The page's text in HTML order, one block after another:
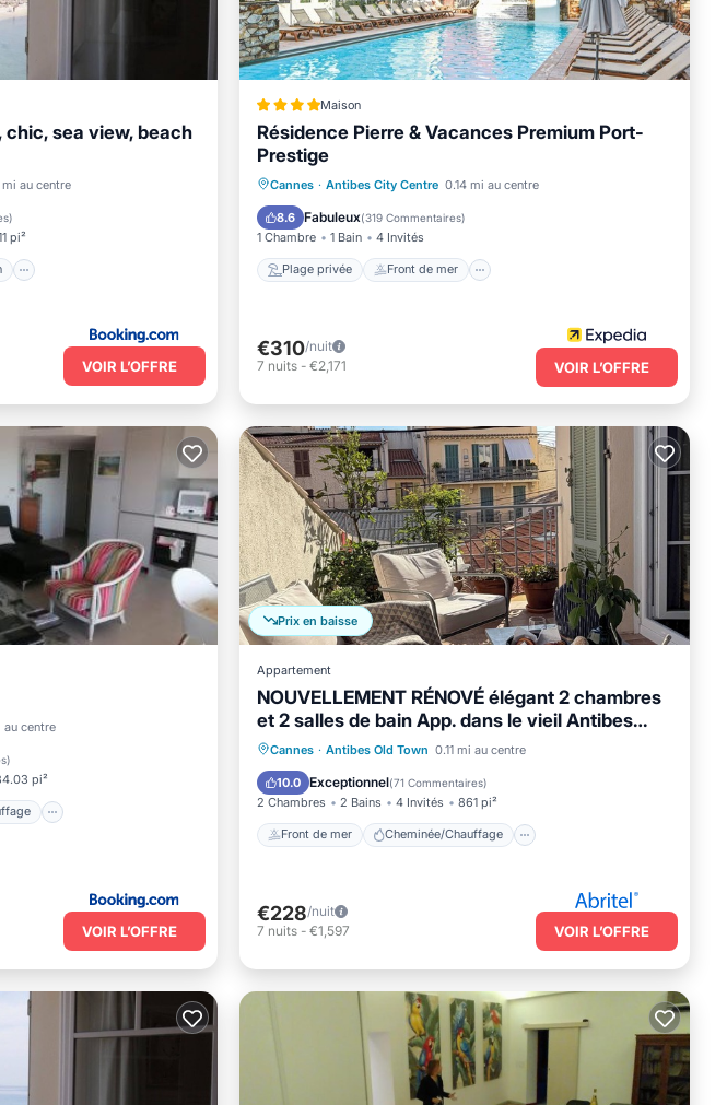
has interesting places to visit. If you
you can check below to learn
chic, sea view, beach
au centre
)
pi²
l’océan
VOIR L’OFFRE
Maison
Résidence Pierre & Vacances Premium Port-
Prestige
Cannes · Antibes City Centre 0.14 mi au centre
8.6 Fabuleux(319 Commentaires)
1 Chambre 1 Bain 4 Invités
Plage privée Front de mer
Plage privée Front de mer
Piscine
€310/nuit
7 nuits - €2,171 VOIR L’OFFRE
au centre
)
pi²
Chauffage
Balcon/Terrasse
VOIR L’OFFRE
Prix en baisse
Appartement
NOUVELLEMENT RÉNOVÉ élégant 2 chambres
et 2 salles de bain App. dans le vieil Antibes
avec terrasse extérieure
Cannes · Antibes Old Town 0.11 mi au centre
10.0 Exceptionnel(71 Commentaires)
2 Chambres 2 Bains 4 Invités 861 pi²
Front de mer Cheminée/Chauffage
Front de mer
Cheminée/Chauffage
Vue sur l’océan
Balcon/Terrasse
€228/nuit
7 nuits - €1,597 VOIR L’OFFRE